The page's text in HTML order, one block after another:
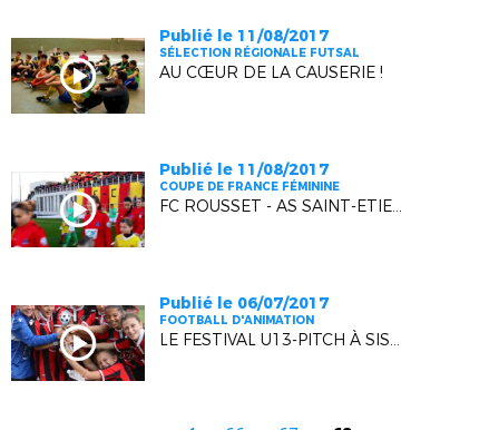
Publié le 11/08/2017
SÉLECTION RÉGIONALE FUTSAL
AU CŒUR DE LA CAUSERIE !
Publié le 11/08/2017
COUPE DE FRANCE FÉMININE
FC ROUSSET - AS SAINT-ETIENNE (1/8 FINALE)
Publié le 06/07/2017
FOOTBALL D'ANIMATION
LE FESTIVAL U13-PITCH À SISTERON